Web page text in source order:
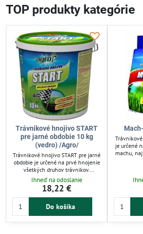
TOP produkty kategórie
Trávnikové hnojivo START
pre jarné obdobie 10 kg
(vedro) /Agro/
Trávnikové hnojivo START pre jarné
obdobie je určené na prvé hnojenie
všetkých druhov trávnikov.
Podporuje rýchly rast a regeneráciu
po zime vďaka vysokému obsahu
dusíka. Fosfor posilňuje koreňový
systém, horčík zlepšuje farbu trávy.
Jednoduchá aplikácia rozhodením.
Ihneď na odoslanie
18,22 €
Do košíka
je určené
machu,
ľahko sa
miesta